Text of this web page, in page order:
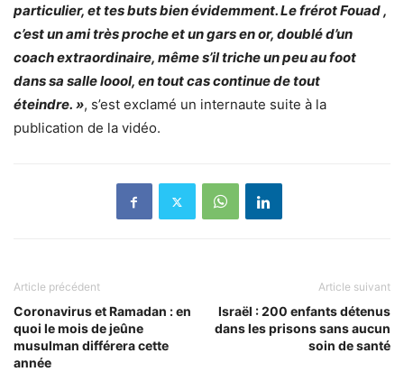
particulier, et tes buts bien évidemment. Le frérot Fouad ,
c’est un ami très proche et un gars en or, doublé d’un
coach extraordinaire, même s’il triche un peu au foot
dans sa salle loool, en tout cas continue de tout
éteindre. », s’est exclamé un internaute suite à la
publication de la vidéo.
Article précédent
Coronavirus et Ramadan : en
quoi le mois de jeûne
musulman différera cette
année
Article suivant
Israël : 200 enfants détenus
dans les prisons sans aucun
soin de santé